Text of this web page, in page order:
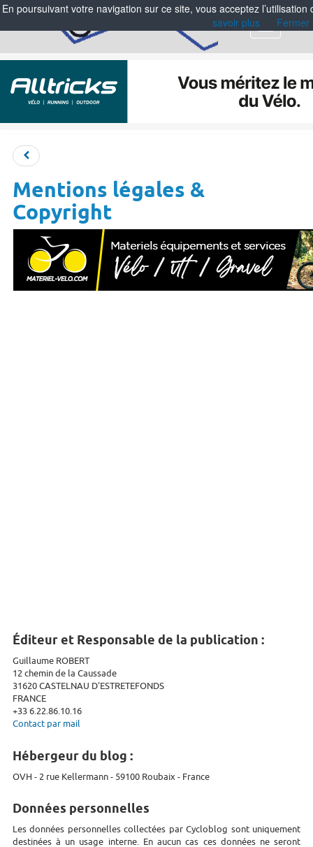
Menu
Mentions légales &
Copyright
Éditeur et Responsable de la publication :
Guillaume ROBERT
12 chemin de la Caussade
31620 CASTELNAU D'ESTRETEFONDS
FRANCE
+33 6.22.86.10.16
Contact par mail
Hébergeur du blog :
OVH - 2 rue Kellermann - 59100 Roubaix - France
Données personnelles
Les données personnelles collectées par Cycloblog sont uniquement
destinées à un usage interne. En aucun cas ces données ne seront
En poursuivant votre navigation sur ce site, vous acceptez
savoir plus
Fermer